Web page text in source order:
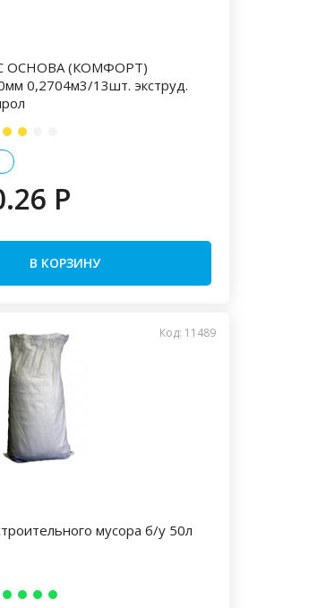
ОСНОВА (КОМФОРТ)
0,2704м3/13шт. экструд.
P
В КОРЗИНУ
Код: 11489
мусора б/у 50л